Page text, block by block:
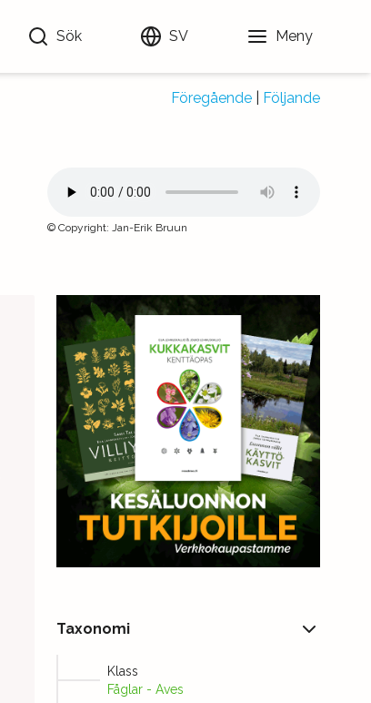
Sök SV Meny
Föregående Följande
© Copyright: Jan-Erik Bruun
Taxonomi
Klass
Fåglar - Aves